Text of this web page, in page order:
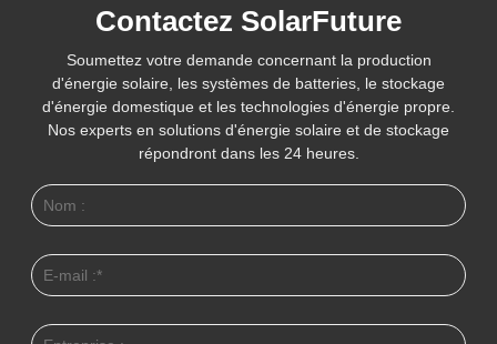
Contactez SolarFuture
Soumettez votre demande concernant la production
d'énergie solaire, les systèmes de batteries, le stockage
d'énergie domestique et les technologies d'énergie propre.
Nos experts en solutions d'énergie solaire et de stockage
répondront dans les 24 heures.